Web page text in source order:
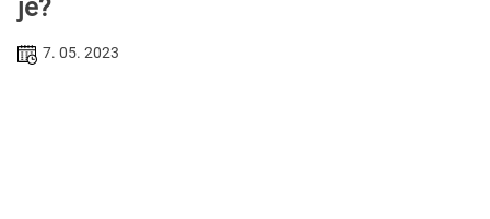
je?
7. 05. 2023